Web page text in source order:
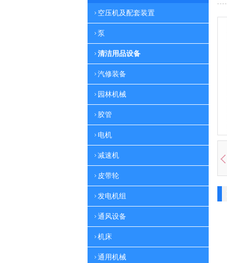
空压机及配套装置
泵
清洁用品设备
汽修装备
园林机械
胶管
电机
减速机
皮带轮
发电机组
通风设备
机床
通用机械